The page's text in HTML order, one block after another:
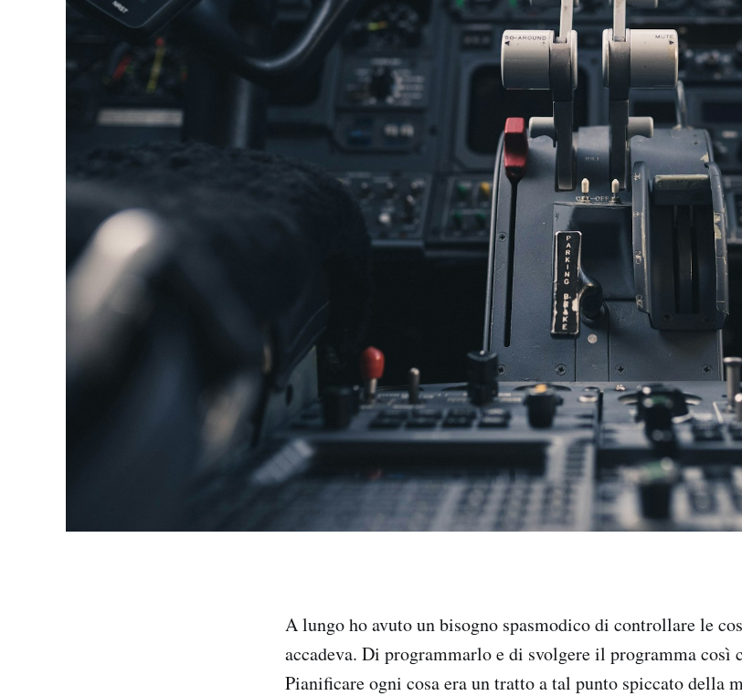
A lungo ho avuto un bisogno spasmodico di controllare le
accadeva. Di programmarlo e di svolgere il programma così
Pianificare ogni cosa era un tratto a tal punto spiccato della